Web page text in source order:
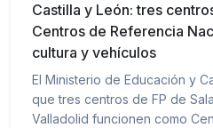
Castilla y León: tres
Centros de Referencia
cultura y vehículos
El Ministerio de Educación y
que tres centros de FP de
Valladolid funcionen como